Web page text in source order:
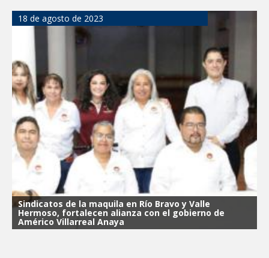
18 de agosto de 2023
Sindicatos de la maquila en Río Bravo y Valle
Hermoso, fortalecen alianza con el gobierno de
Américo Villarreal Anaya